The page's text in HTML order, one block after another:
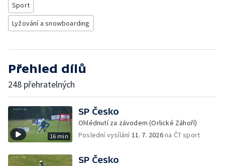
Sport
Lyžování a snowboarding
Přehled dílů
248 přehratelných
16 min
SP Česko
Ohlédnutí za závodem (Orlické Záhoří)
Poslední vysílání11. 7. 2026na ČT sport
SP Česko